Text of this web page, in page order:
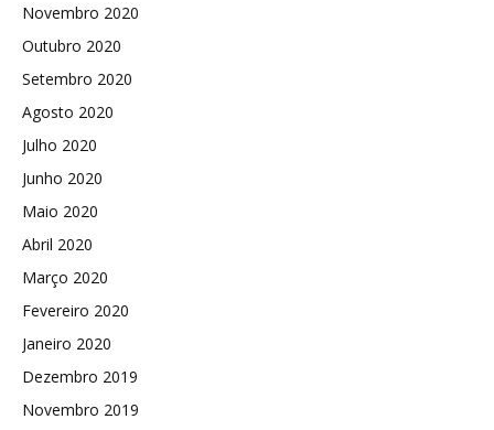
Novembro 2020
Outubro 2020
Setembro 2020
Agosto 2020
Julho 2020
Junho 2020
Maio 2020
Abril 2020
Março 2020
Fevereiro 2020
Janeiro 2020
Dezembro 2019
Novembro 2019